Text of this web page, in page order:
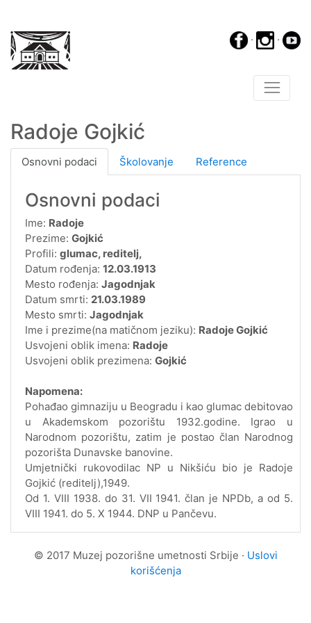
· ·
Radoje Gojkić
Osnovni podaci Školovanje Reference
Osnovni podaci
Ime: Radoje
Prezime: Gojkić
Profili: glumac, reditelj,
Datum rođenja: 12.03.1913
Mesto rođenja: Jagodnjak
Datum smrti: 21.03.1989
Mesto smrti: Jagodnjak
Ime i prezime(na matičnom jeziku): Radoje Gojkić
Usvojeni oblik imena: Radoje
Usvojeni oblik prezimena: Gojkić
Napomena:
Pohađao gimnaziju u Beogradu i kao glumac debitovao
u Akademskom pozorištu 1932.godine. Igrao u
Narodnom pozorištu, zatim je postao član Narodnog
pozorišta Dunavske banovine.
Umjetnički rukovodilac NP u Nikšiću bio je Radoje
Gojkić (reditelj),1949.
Od 1. VIII 1938. do 31. VII 1941. član je NPDb, a od 5.
VIII 1941. do 5. X 1944. DNP u Pančevu.
© 2017 Muzej pozorišne umetnosti Srbije · Uslovi
korišćenja